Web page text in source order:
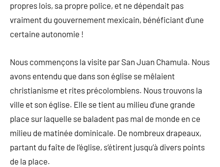
propres lois, sa propre police, et ne dépendait pas
vraiment du gouvernement mexicain, bénéficiant d’une
certaine autonomie !
Nous commençons la visite par San Juan Chamula. Nous
avons entendu que dans son église se mêlaient
christianisme et rites précolombiens. Nous trouvons la
ville et son église. Elle se tient au milieu d’une grande
place sur laquelle se baladent pas mal de monde en ce
milieu de matinée dominicale. De nombreux drapeaux,
partant du faîte de l’église, s’étirent jusqu’à divers points
de la place.